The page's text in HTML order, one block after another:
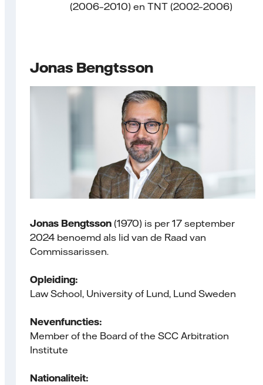
(2006–2010) en TNT (2002–2006)
Jonas Bengtsson
Jonas Bengtsson(1970) is per 17 september
2024 benoemd als lid van de Raad van
Commissarissen.
Opleiding:
Law School, University of Lund, Lund Sweden
Nevenfuncties:
Member of the Board of the SCC Arbitration
Institute
Nationaliteit: